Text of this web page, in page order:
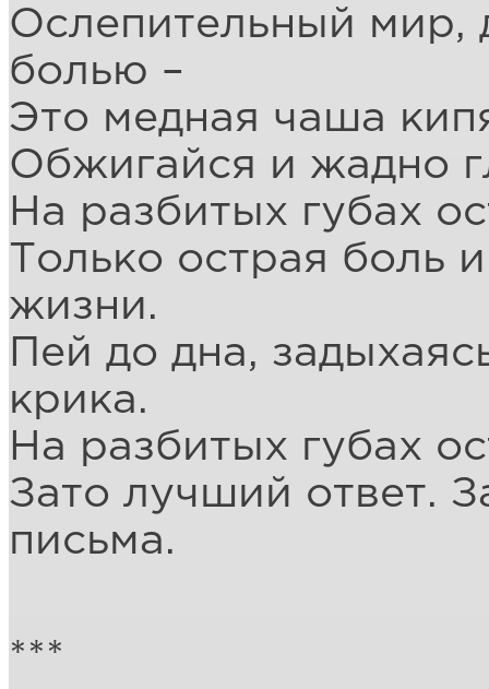
Ослепительный мир,
болью –
Это медная чаша
Обжигайся и жадно
На разбитых губах
Только острая боль
жизни.
Пей до дна,
крика.
На разбитых губах
Зато лучший ответ.
письма.
***